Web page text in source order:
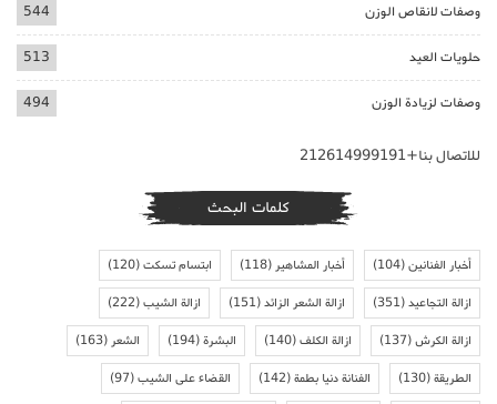
وصفات لانقاص الوزن 544
حلويات العيد 513
وصفات لزيادة الوزن 494
للاتصال بنا+212614999191
كلمات البحث
أخبار الفنانين(104) أخبار المشاهير(118) ابتسام تسكت(120)
ازالة التجاعيد(351) ازالة الشعر الزائد(151) ازالة الشيب(222)
ازالة الكرش(137) ازالة الكلف(140) البشرة(194) الشعر(163)
الطريقة(130) الفنانة دنيا بطمة(142) القضاء على الشيب(97)